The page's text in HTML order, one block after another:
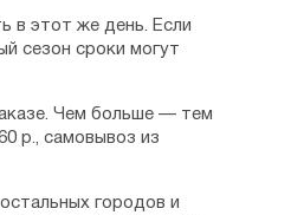
в этот же день. Если
сезон сроки могут
Чем больше — тем
р., самовывоз из
городов и